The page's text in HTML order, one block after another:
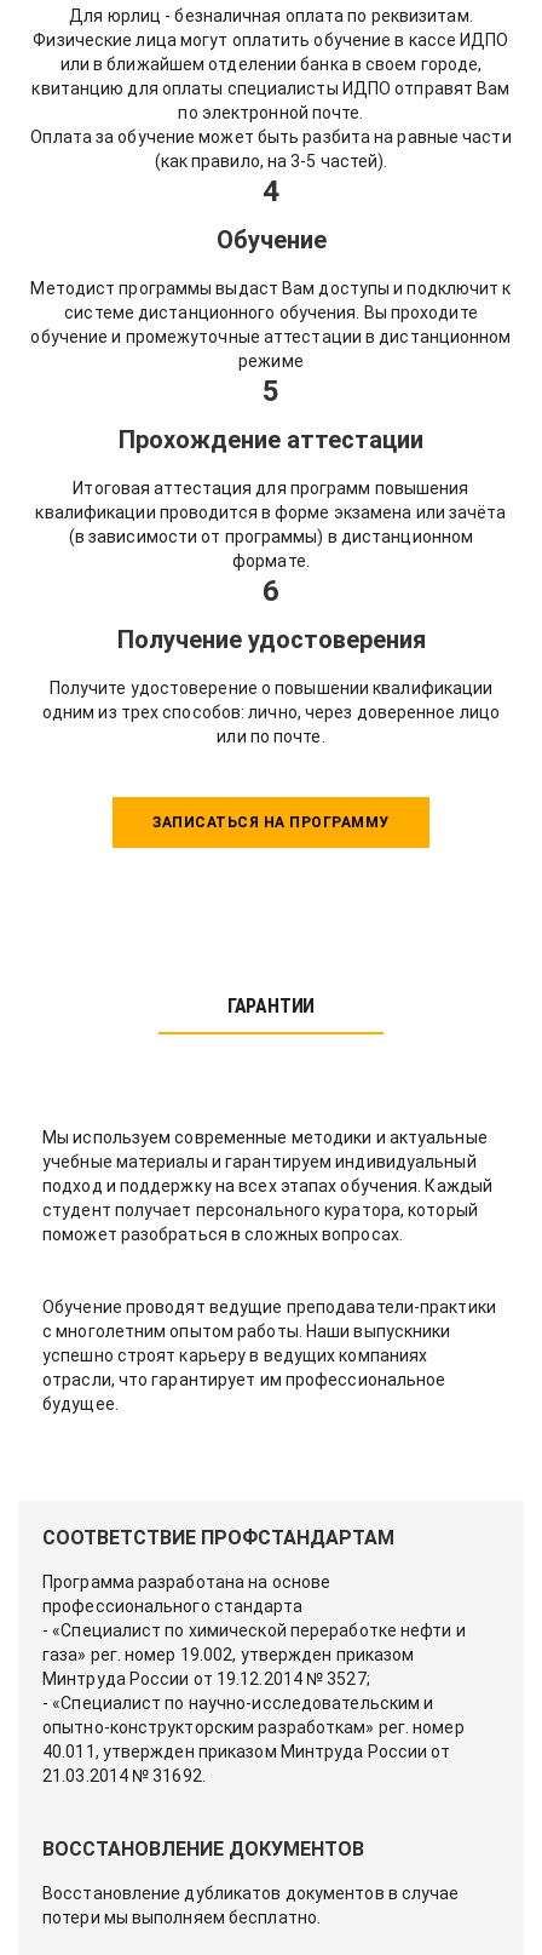
Для юрлиц - безналичная оплата по реквизитам.
Физические лица могут оплатить обучение в кассе ИДПО
или в ближайшем отделении банка в своем городе,
квитанцию для оплаты специалисты ИДПО отправят Вам
по электронной почте.
Оплата за обучение может быть разбита на равные части
(как правило, на 3-5 частей).
4
Обучение
Методист программы выдаст Вам доступы и подключит к
системе дистанционного обучения. Вы проходите
обучение и промежуточные аттестации в дистанционном
режиме
5
Прохождение аттестации
Итоговая аттестация для программ повышения
квалификации проводится в форме экзамена или зачёта
(в зависимости от программы) в дистанционном
формате.
6
Получение удостоверения
Получите удостоверение о повышении квалификации
одним из трех способов: лично, через доверенное лицо
или по почте.
ЗАПИСАТЬСЯ НА ПРОГРАММУ
ГАРАНТИИ
Мы используем современные методики и актуальные
учебные материалы и гарантируем индивидуальный
подход и поддержку на всех этапах обучения. Каждый
студент получает персонального куратора, который
поможет разобраться в сложных вопросах.
Обучение проводят ведущие преподаватели-практики
с многолетним опытом работы. Наши выпускники
успешно строят карьеру в ведущих компаниях
отрасли, что гарантирует им профессиональное
будущее.
СООТВЕТСТВИЕ ПРОФСТАНДАРТАМ
Программа разработана на основе
профессионального стандарта
- «Специалист по химической переработке нефти и
газа» рег. номер 19.002, утвержден приказом
Минтруда России от 19.12.2014 № 3527;
- «Специалист по научно-исследовательским и
опытно-конструкторским разработкам» рег. номер
40.011, утвержден приказом Минтруда России от
21.03.2014 № 31692.
ВОССТАНОВЛЕНИЕ ДОКУМЕНТОВ
Восстановление дубликатов документов в случае
потери мы выполняем бесплатно.